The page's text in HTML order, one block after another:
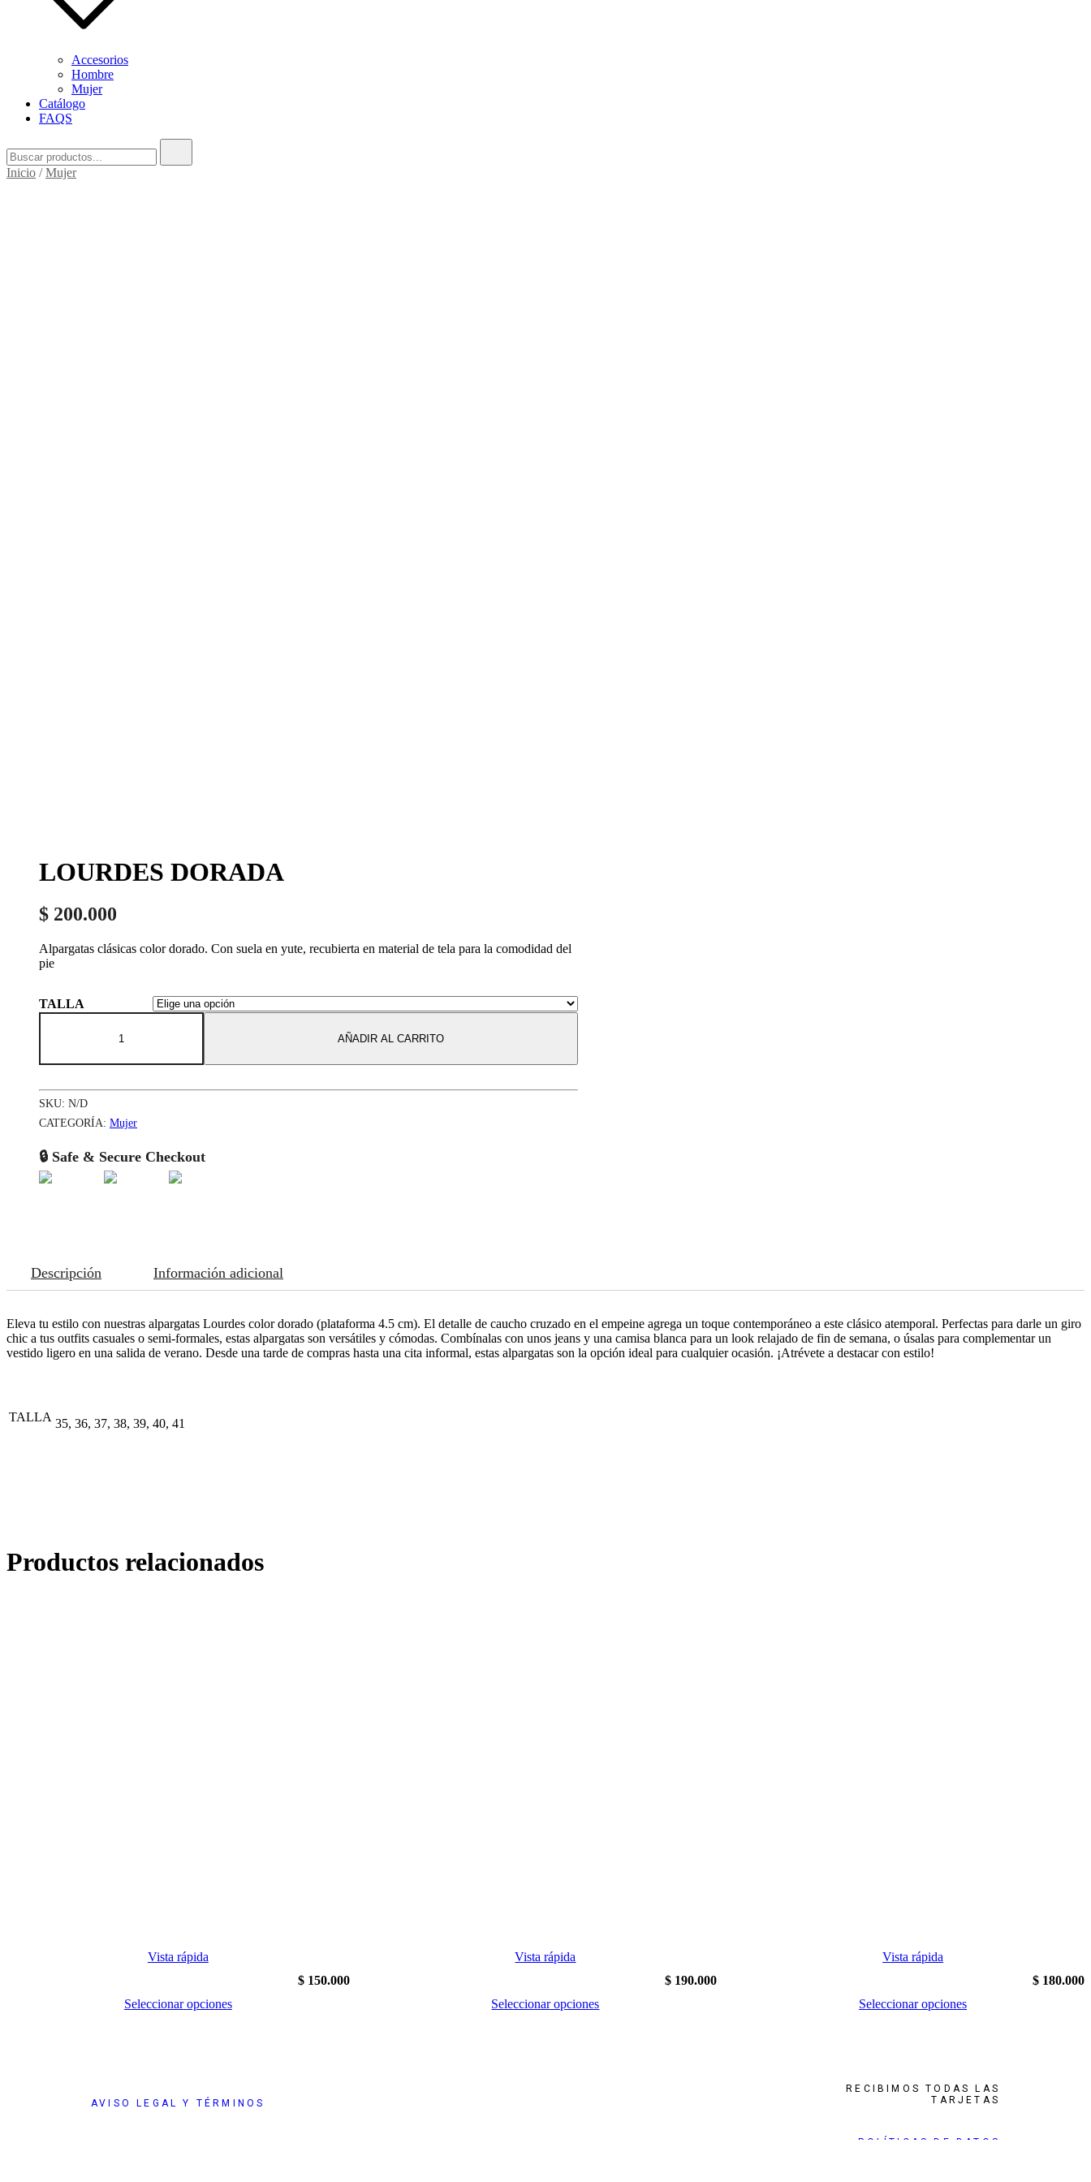
Accesorios
Hombre
Mujer
Catálogo
FAQS
Inicio /Mujer
LOURDES DORADA
$ 200.000
Alpargatas clásicas color dorado. Con suela en yute, recubierta en material de tela para la comodidad del
pie
TALLA
AÑADIR AL CARRITO
SKU: N/D
CATEGORÍA: Mujer
🔒 Safe & Secure Checkout
Descripción Información adicional
Eleva tu estilo con nuestras alpargatas Lourdes color dorado (plataforma 4.5 cm). El detalle de caucho cruzado en el empeine agrega un toque contemporáneo a este clásico atemporal. Perfectas para darle un giro
chic a tus outfits casuales o semi-formales, estas alpargatas son versátiles y cómodas. Combínalas con unos jeans y una camisa blanca para un look relajado de fin de semana, o úsalas para complementar un
vestido ligero en una salida de verano. Desde una tarde de compras hasta una cita informal, estas alpargatas son la opción ideal para cualquier ocasión. ¡Atrévete a destacar con estilo!
TALLA 35, 36, 37, 38, 39, 40, 41
Productos relacionados
Vista rápida
$150.000
Seleccionar opciones
Vista rápida
$ 190.000
Seleccionar opciones
Vista rápida
$180.000
Seleccionar opciones
AVISO LEGAL Y TÉRMINOS
RECIBIMOS TODAS LAS
TARJETAS
POLÍTICAS DE DATOS